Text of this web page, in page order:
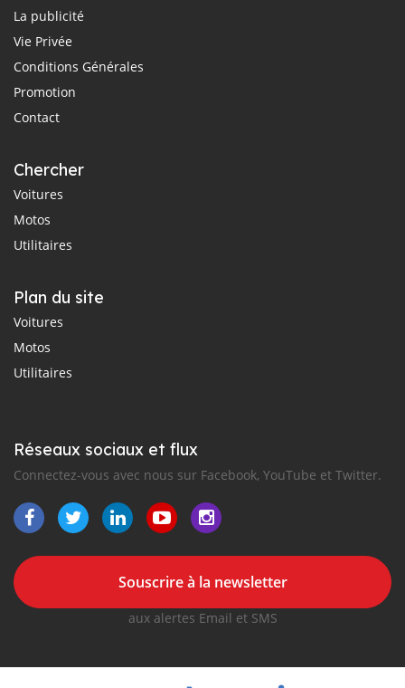
La publicité
Vie Privée
Conditions Générales
Promotion
Contact
Chercher
Voitures
Motos
Utilitaires
Plan du site
Voitures
Motos
Utilitaires
Réseaux sociaux et flux
Connectez-vous avec nous sur Facebook, YouTube et Twitter.
Souscrire à la newsletter
aux alertes Email et SMS